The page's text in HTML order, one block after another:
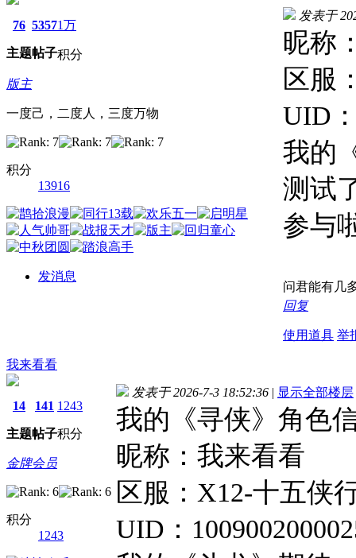
76
主题
5357
帖子
1万
积分
版主
一度己，二度人，三度万物
积分
13916
发消息
发表于
昵称
区服
UID
我的
测试
参与
问君能有几
回复
使用道具 举
我来看看
14
主题
141
帖子
1243
积分
金牌会员
积分
1243
发表于 2026-7-3 18:52:36 | 显示全部楼层
我的《寻侠》角色
昵称：我来看看
区服：X12-十五侠
UID：